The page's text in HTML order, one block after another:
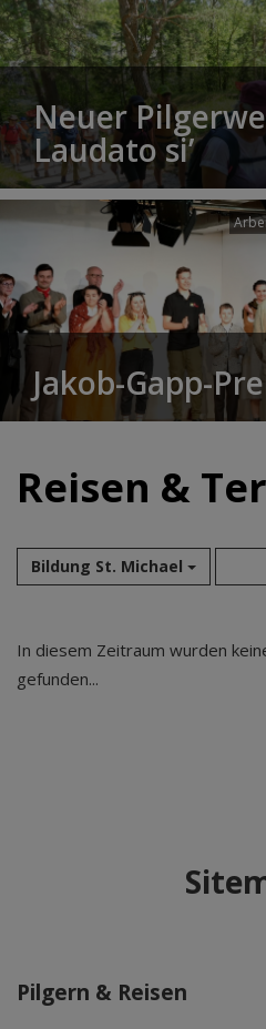
Neuer
Laudato si’
Jakob-Gapp-
Reisen &
Bildung St. Michael
In diesem Zeitraum wurden
gefunden...
Pilgern & Reisen